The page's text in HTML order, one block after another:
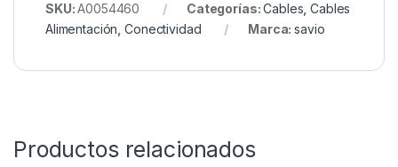
SKU:A0054460 Categorías:Cables ,Cables
Alimentación ,Conectividad Marca:savio
Productos relacionados